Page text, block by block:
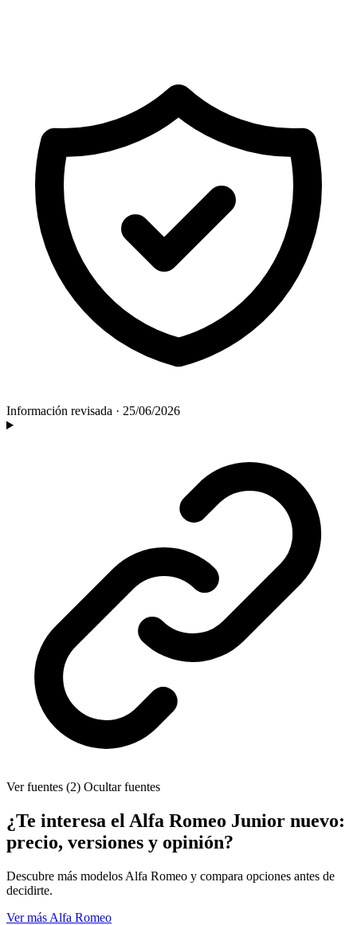
Información revisada · 25/06/2026
Ver fuentes (2) Ocultar fuentes
¿Te interesa el Alfa Romeo Junior nuevo:
precio, versiones y opinión?
Descubre más modelos Alfa Romeo y compara opciones antes de
decidirte.
Ver más Alfa Romeo